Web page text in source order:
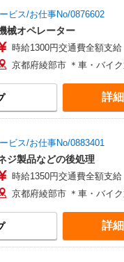
ビス/お仕事No/0876602
械オペレーター
時給1300円交通費全額支給
京都府綾部市 ＊車・バイ
詳
ビス/お仕事No/0883401
ジ製品などの後処理
時給1350円交通費全額支給
京都府綾部市 ＊車・バイ
詳